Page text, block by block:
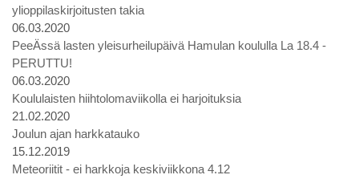
ylioppilaskirjoitusten takia
06.03.2020
PeeÄssä lasten yleisurheilupäivä Hamulan koululla La 18.4 -
PERUTTU!
06.03.2020
Koululaisten hiihtolomaviikolla ei harjoituksia
21.02.2020
Joulun ajan harkkatauko
15.12.2019
Meteoriitit - ei harkkoja keskiviikkona 4.12